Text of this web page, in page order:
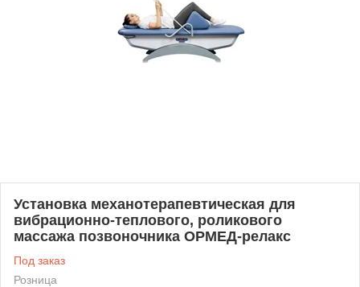
Установка механотерапевтическая для
вибрационно-теплового, роликового
массажа позвоночника ОРМЕД-релакс
Под заказ
Розница